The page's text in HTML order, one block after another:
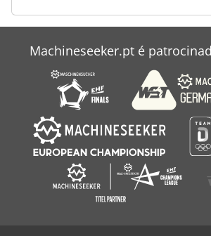
Machineseeker.pt é